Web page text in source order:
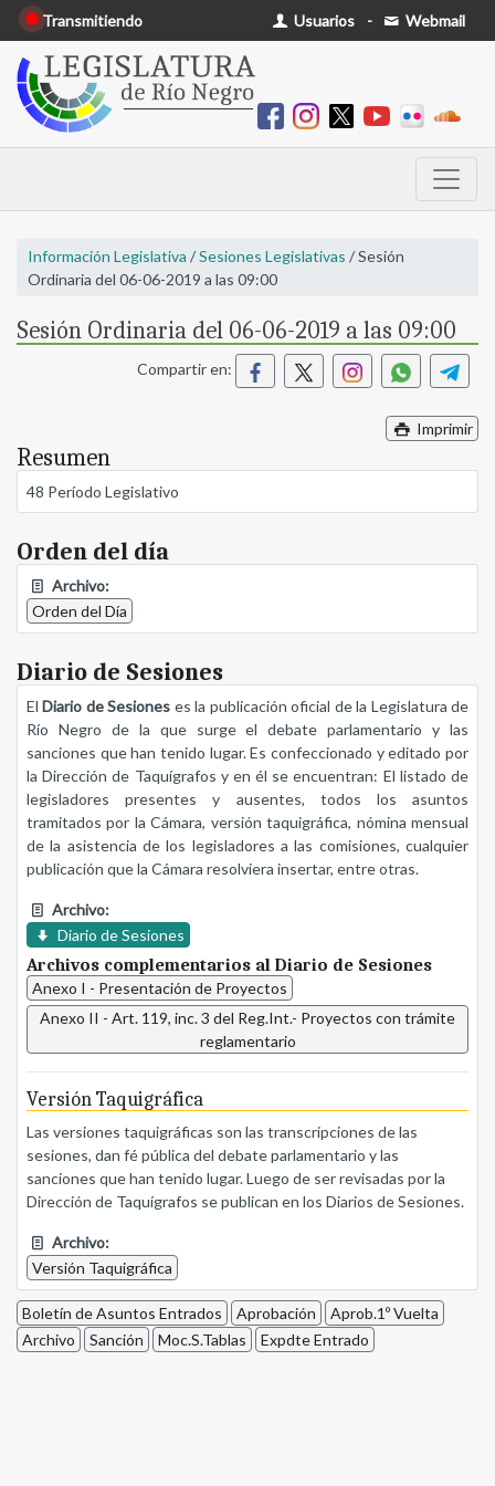
Transmitiendo Usuarios - Webmail
Información Legislativa /Sesiones Legislativas / Sesión
Ordinaria del 06-06-2019 a las 09:00
Sesión Ordinaria del 06-06-2019 a las 09:00
Compartir en:
Imprimir
Resumen
48 Período Legislativo
Orden del día
Archivo:
Orden del Día
Diario de Sesiones
ElDiario de Sesiones es la publicación oficial de la Legislatura de
Río Negro de la que surge el debate parlamentario y las
sanciones que han tenido lugar. Es confeccionado y editado por
la Dirección de Taquígrafos y en él se encuentran: El listado de
legisladores presentes y ausentes, todos los asuntos
tramitados por la Cámara, versión taquigráfica, nómina mensual
de la asistencia de los legisladores a las comisiones, cualquier
publicación que la Cámara resolviera insertar, entre otras.
Archivo:
Diario de Sesiones
Archivos complementarios al Diario de Sesiones
Anexo I - Presentación de Proyectos
Anexo II - Art. 119, inc. 3 del Reg.Int.- Proyectos con trámite
reglamentario
Versión Taquigráfica
Las versiones taquigráficas son las transcripciones de las
sesiones, dan fé pública del debate parlamentario y las
sanciones que han tenido lugar. Luego de ser revisadas por la
Dirección de Taquígrafos se publican en los Diarios de Sesiones.
Archivo:
Versión Taquigráfica
Boletín de Asuntos Entrados Aprobación
Aprob.1º Vuelta
Archivo
Sanción Moc.S.Tablas Expdte Entrado